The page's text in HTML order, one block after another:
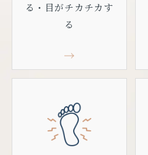
る・目がチカチカす
る